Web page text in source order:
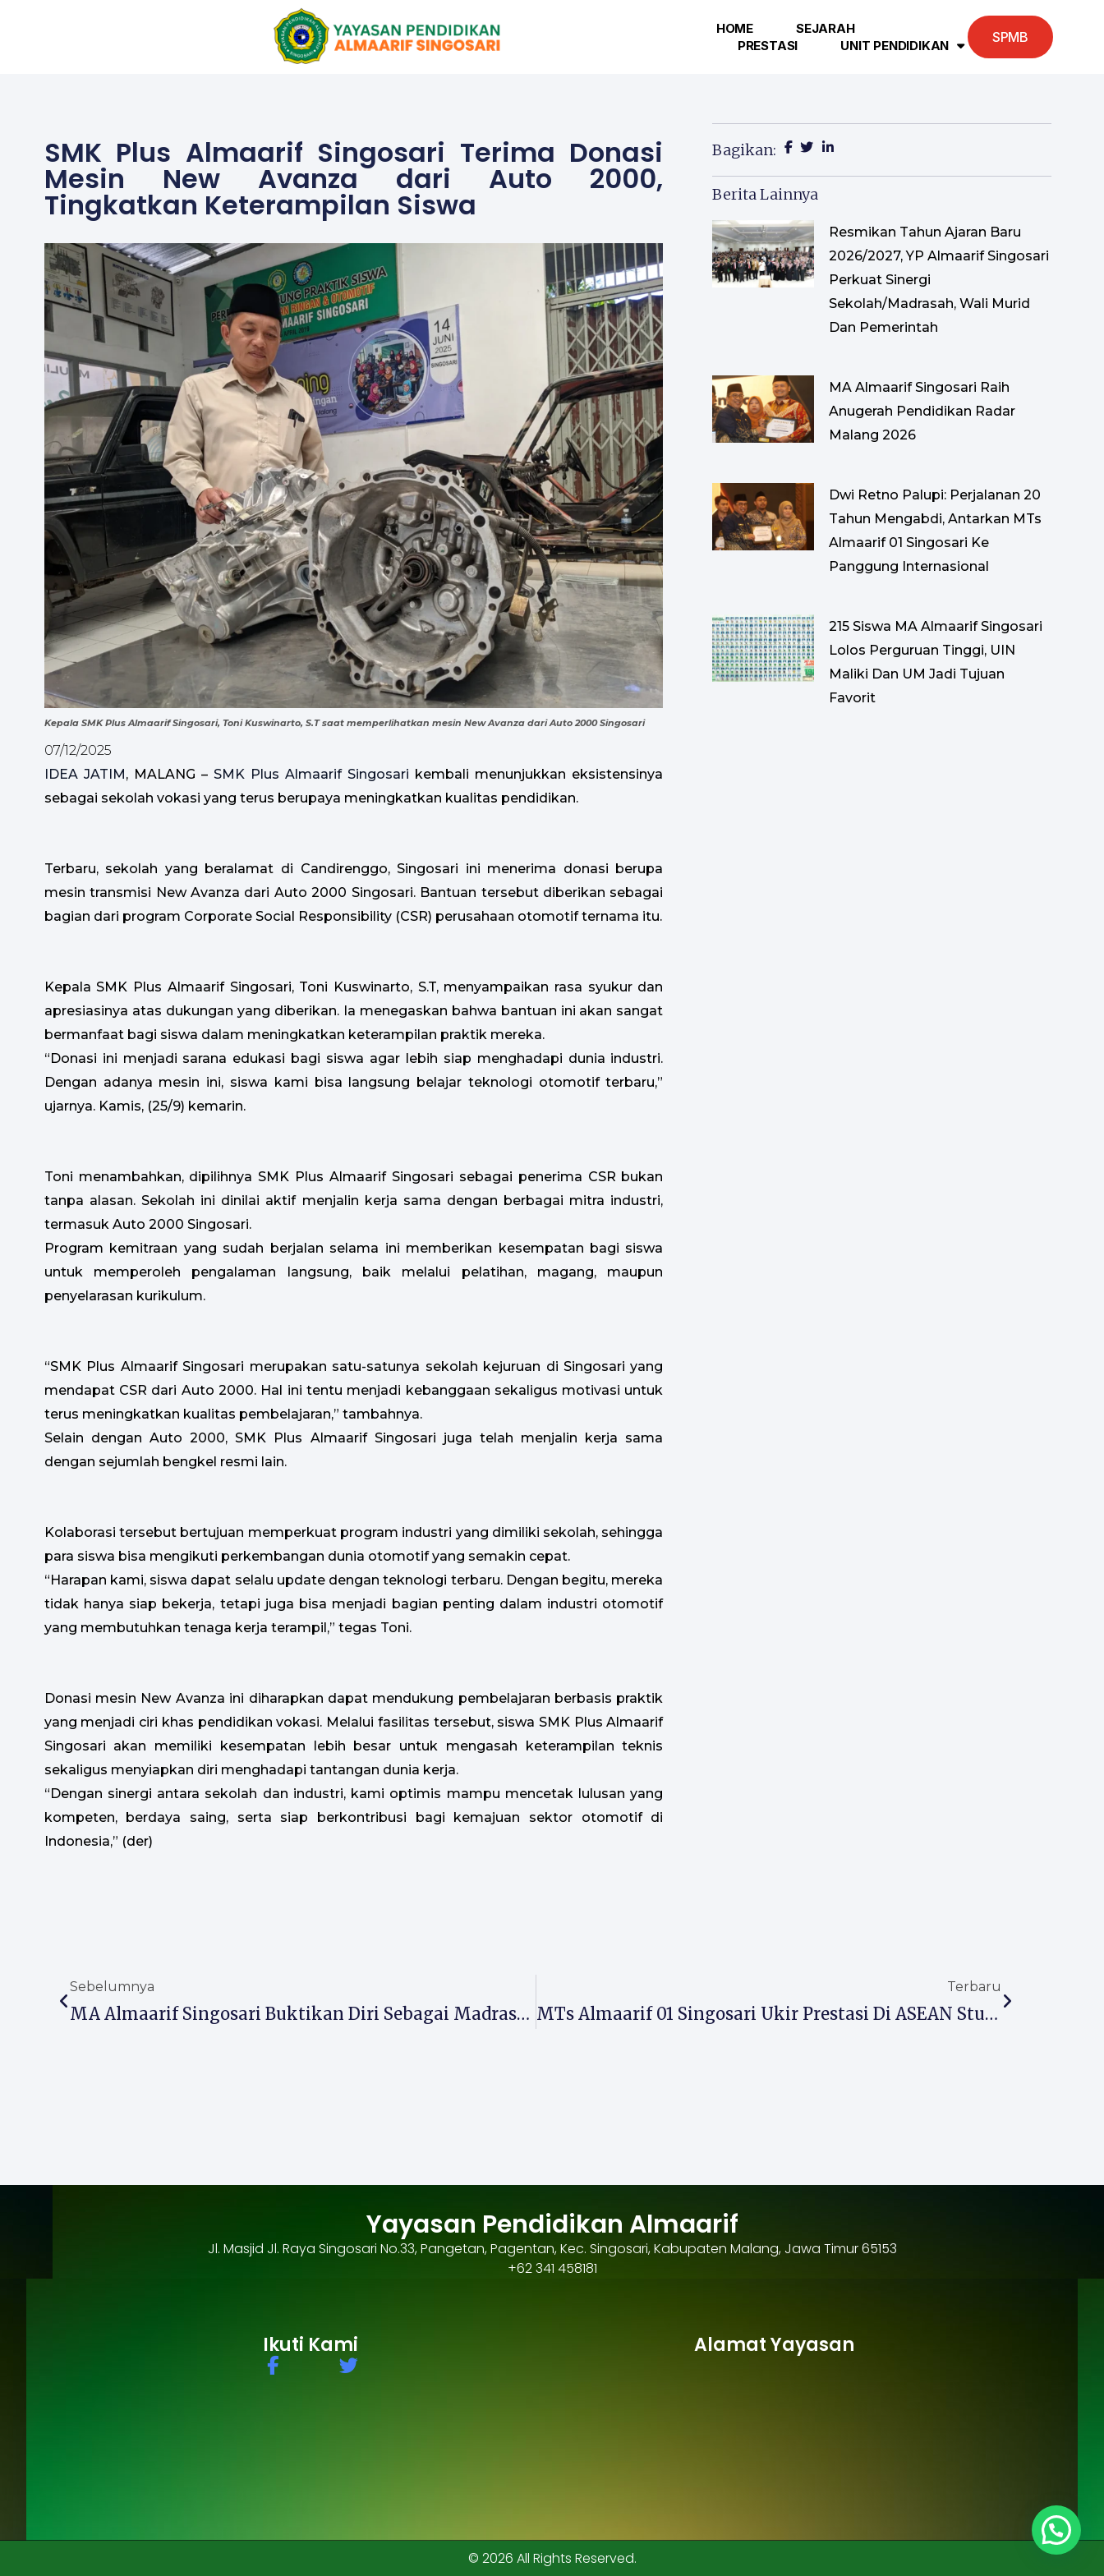
HOME
SEJARAH
PRESTASI
UNIT PENDIDIKAN
SPMB
SMK Plus Almaarif Singosari Terima Donasi
Mesin New Avanza dari Auto 2000,
Tingkatkan Keterampilan Siswa
Kepala SMK Plus Almaarif Singosari, Toni Kuswinarto, S.T saat memperlihatkan mesin New Avanza dari Auto 2000 Singosari
07/12/2025
IDEA JATIM , MALANG –SMK Plus Almaarif Singosari kembali menunjukkan eksistensinya
sebagai sekolah vokasi yang terus berupaya meningkatkan kualitas pendidikan.
Terbaru, sekolah yang beralamat di Candirenggo, Singosari ini menerima donasi berupa
mesin transmisi New Avanza dari Auto 2000 Singosari. Bantuan tersebut diberikan sebagai
bagian dari program Corporate Social Responsibility (CSR) perusahaan otomotif ternama itu.
Kepala SMK Plus Almaarif Singosari, Toni Kuswinarto, S.T, menyampaikan rasa syukur dan
apresiasinya atas dukungan yang diberikan. Ia menegaskan bahwa bantuan ini akan sangat
bermanfaat bagi siswa dalam meningkatkan keterampilan praktik mereka.
“Donasi ini menjadi sarana edukasi bagi siswa agar lebih siap menghadapi dunia industri.
Dengan adanya mesin ini, siswa kami bisa langsung belajar teknologi otomotif terbaru,”
ujarnya. Kamis, (25/9) kemarin.
Toni menambahkan, dipilihnya SMK Plus Almaarif Singosari sebagai penerima CSR bukan
tanpa alasan. Sekolah ini dinilai aktif menjalin kerja sama dengan berbagai mitra industri,
termasuk Auto 2000 Singosari.
Program kemitraan yang sudah berjalan selama ini memberikan kesempatan bagi siswa
untuk memperoleh pengalaman langsung, baik melalui pelatihan, magang, maupun
penyelarasan kurikulum.
“SMK Plus Almaarif Singosari merupakan satu-satunya sekolah kejuruan di Singosari yang
mendapat CSR dari Auto 2000. Hal ini tentu menjadi kebanggaan sekaligus motivasi untuk
terus meningkatkan kualitas pembelajaran,” tambahnya.
Selain dengan Auto 2000, SMK Plus Almaarif Singosari juga telah menjalin kerja sama
dengan sejumlah bengkel resmi lain.
Kolaborasi tersebut bertujuan memperkuat program industri yang dimiliki sekolah, sehingga
para siswa bisa mengikuti perkembangan dunia otomotif yang semakin cepat.
“Harapan kami, siswa dapat selalu update dengan teknologi terbaru. Dengan begitu, mereka
tidak hanya siap bekerja, tetapi juga bisa menjadi bagian penting dalam industri otomotif
yang membutuhkan tenaga kerja terampil,” tegas Toni.
Donasi mesin New Avanza ini diharapkan dapat mendukung pembelajaran berbasis praktik
yang menjadi ciri khas pendidikan vokasi. Melalui fasilitas tersebut, siswa SMK Plus Almaarif
Singosari akan memiliki kesempatan lebih besar untuk mengasah keterampilan teknis
sekaligus menyiapkan diri menghadapi tantangan dunia kerja.
“Dengan sinergi antara sekolah dan industri, kami optimis mampu mencetak lulusan yang
kompeten, berdaya saing, serta siap berkontribusi bagi kemajuan sektor otomotif di
Indonesia,” (der)
Bagikan:
Berita Lainnya
Resmikan Tahun Ajaran Baru
2026/2027, YP Almaarif Singosari
Perkuat Sinergi
Sekolah/Madrasah, Wali Murid
Dan Pemerintah
MA Almaarif Singosari Raih
Anugerah Pendidikan Radar
Malang 2026
Dwi Retno Palupi: Perjalanan 20
Tahun Mengabdi, Antarkan MTs
Almaarif 01 Singosari Ke
Panggung Internasional
215 Siswa MA Almaarif Singosari
Lolos Perguruan Tinggi, UIN
Maliki Dan UM Jadi Tujuan
Favorit
Sebelumnya
MA Almaarif Singosari Buktikan Diri Sebagai Madrasah Berdampak Di MTQ Jatim XXXI 2025
Terbaru
MTs Almaarif 01 Singosari Ukir Prestasi Di ASEAN Students Championships 2025, Perkuat Jejaring Internasional
Yayasan Pendidikan Almaarif
Jl. Masjid Jl. Raya Singosari No.33, Pangetan, Pagentan, Kec. Singosari, Kabupaten Malang, Jawa Timur 65153
+62 341 458181
Ikuti Kami
F
a
T
Alamat Yayasan
© 2026 All Rights Reserved.